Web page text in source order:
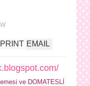
EMAIL
PRINT
ve DOMATESLİ